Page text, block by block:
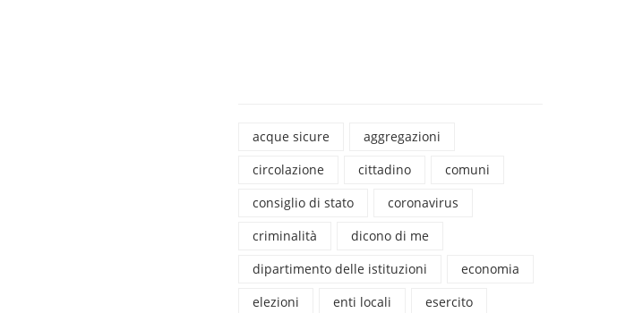
acque sicure
aggregazioni
circolazione
cittadino
comuni
consiglio di stato
coronavirus
criminalità
dicono di me
dipartimento delle istituzioni
economia
elezioni
enti locali
esercito